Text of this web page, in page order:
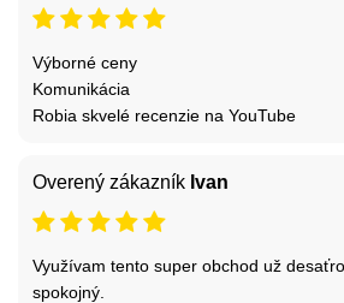
Výborné ceny
Komunikácia
Robia skvelé recenzie na YouTube
Overený zákazník Ivan
Využívam tento super obchod už
spokojný.